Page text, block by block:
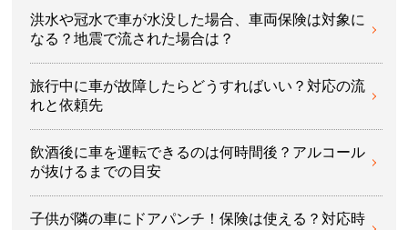
洪水や冠水で車が水没した場合、車両保険は対象に
なる？地震で流された場合は？
旅行中に車が故障したらどうすればいい？対応の流
れと依頼先
飲酒後に車を運転できるのは何時間後？アルコール
が抜けるまでの目安
子供が隣の車にドアパンチ！保険は使える？対応時